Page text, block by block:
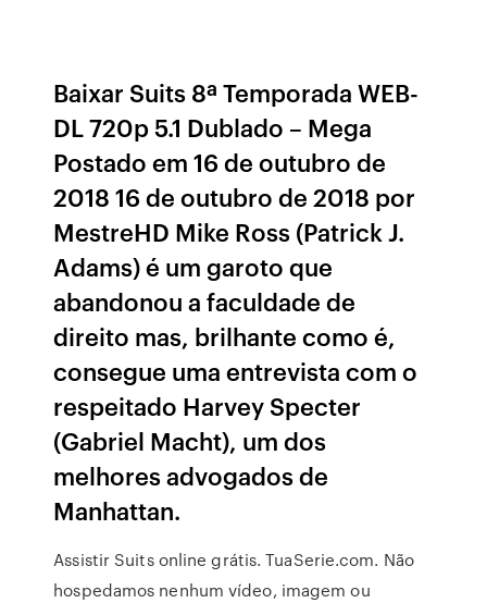
Baixar Suits 8ª Temporada WEB-
DL 720p 5.1 Dublado – Mega
Postado em 16 de outubro de
2018 16 de outubro de 2018 por
MestreHD Mike Ross (Patrick J.
Adams) é um garoto que
abandonou a faculdade de
direito mas, brilhante como é,
consegue uma entrevista com o
respeitado Harvey Specter
(Gabriel Macht), um dos
melhores advogados de
Manhattan.
Assistir Suits online grátis. TuaSerie.com. Não
hospedamos nenhum vídeo, imagem ou